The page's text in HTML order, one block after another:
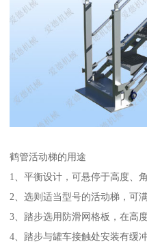
鹤管活动梯的用途
1、平衡设计，可悬停于高度、
2、选则适当型号的活动梯，可
3、踏步选用防滑网格板，在高
4、踏步与罐车接触处安装有缓冲